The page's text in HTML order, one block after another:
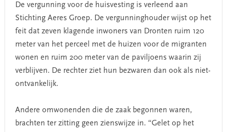
De vergunning voor de huisvesting is verleend aan
Stichting Aeres Groep. De vergunninghouder wijst op het
feit dat zeven klagende inwoners van Dronten ruim 120
meter van het perceel met de huizen voor de migranten
wonen en ruim 200 meter van de paviljoens waarin zij
verblijven. De rechter ziet hun bezwaren dan ook als niet-
ontvankelijk.
Andere omwonenden die de zaak begonnen waren,
brachten ter zitting geen zienswijze in. “Gelet op het